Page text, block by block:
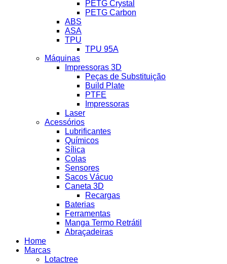
PETG Crystal
PETG Carbon
ABS
ASA
TPU
TPU 95A
Máquinas
Impressoras 3D
Peças de Substituição
Build Plate
PTFE
Impressoras
Laser
Acessórios
Lubrificantes
Químicos
Sílica
Colas
Sensores
Sacos Vácuo
Caneta 3D
Recargas
Baterias
Ferramentas
Manga Termo Retrátil
Abraçadeiras
Home
Marcas
Lotactree